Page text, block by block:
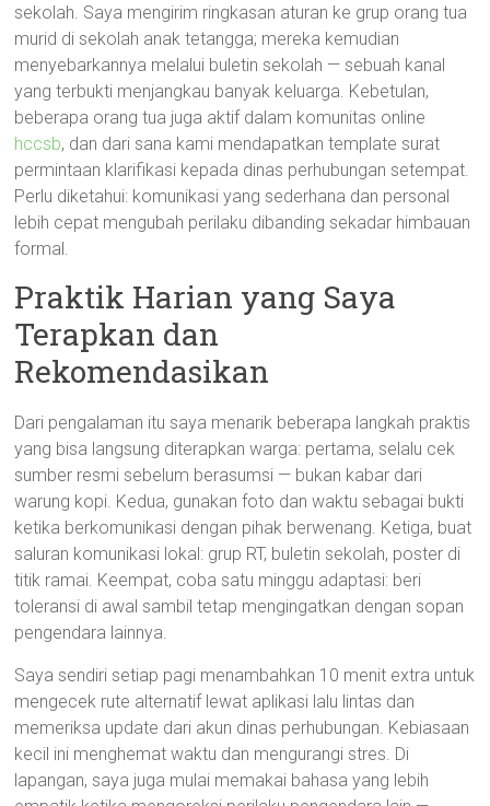
sekolah. Saya mengirim ringkasan aturan ke grup orang tua
murid di sekolah anak tetangga; mereka kemudian
menyebarkannya melalui buletin sekolah — sebuah kanal
yang terbukti menjangkau banyak keluarga. Kebetulan,
beberapa orang tua juga aktif dalam komunitas online
hccsb, dan dari sana kami mendapatkan template surat
permintaan klarifikasi kepada dinas perhubungan setempat.
Perlu diketahui: komunikasi yang sederhana dan personal
lebih cepat mengubah perilaku dibanding sekadar himbauan
formal.
Praktik Harian yang Saya
Terapkan dan
Rekomendasikan
Dari pengalaman itu saya menarik beberapa langkah praktis
yang bisa langsung diterapkan warga: pertama, selalu cek
sumber resmi sebelum berasumsi — bukan kabar dari
warung kopi. Kedua, gunakan foto dan waktu sebagai bukti
ketika berkomunikasi dengan pihak berwenang. Ketiga, buat
saluran komunikasi lokal: grup RT, buletin sekolah, poster di
titik ramai. Keempat, coba satu minggu adaptasi: beri
toleransi di awal sambil tetap mengingatkan dengan sopan
pengendara lainnya.
Saya sendiri setiap pagi menambahkan 10 menit extra untuk
mengecek rute alternatif lewat aplikasi lalu lintas dan
memeriksa update dari akun dinas perhubungan. Kebiasaan
kecil ini menghemat waktu dan mengurangi stres. Di
lapangan, saya juga mulai memakai bahasa yang lebih